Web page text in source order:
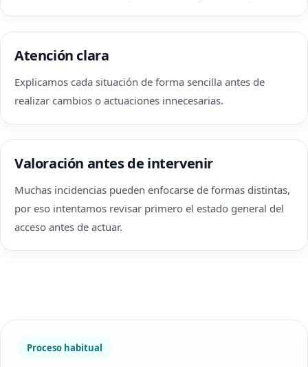
Atención clara
Explicamos cada situación de forma sencilla antes de
realizar cambios o actuaciones innecesarias.
Valoración antes de intervenir
Muchas incidencias pueden enfocarse de formas distintas,
por eso intentamos revisar primero el estado general del
acceso antes de actuar.
Proceso habitual